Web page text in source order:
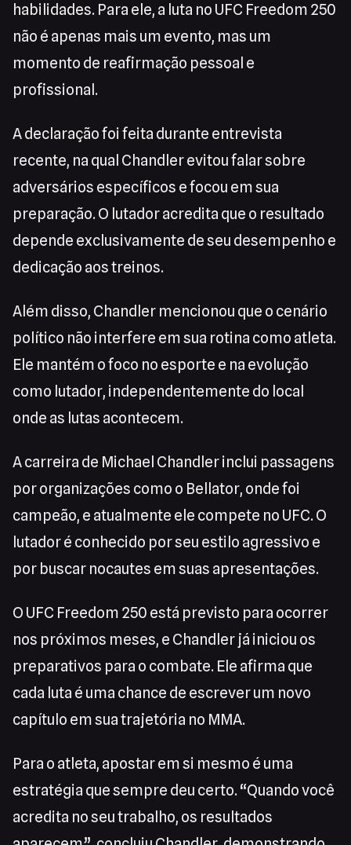
habilidades. Para ele, a luta no UFC Freedom 250
não é apenas mais um evento, mas um
momento de reafirmação pessoal e
profissional.
A declaração foi feita durante entrevista
recente, na qual Chandler evitou falar sobre
adversários específicos e focou em sua
preparação. O lutador acredita que o resultado
depende exclusivamente de seu desempenho e
dedicação aos treinos.
Além disso, Chandler mencionou que o cenário
político não interfere em sua rotina como atleta.
Ele mantém o foco no esporte e na evolução
como lutador, independentemente do local
onde as lutas acontecem.
A carreira de Michael Chandler inclui passagens
por organizações como o Bellator, onde foi
campeão, e atualmente ele compete no UFC. O
lutador é conhecido por seu estilo agressivo e
por buscar nocautes em suas apresentações.
O UFC Freedom 250 está previsto para ocorrer
nos próximos meses, e Chandler já iniciou os
preparativos para o combate. Ele afirma que
cada luta é uma chance de escrever um novo
capítulo em sua trajetória no MMA.
Para o atleta, apostar em si mesmo é uma
estratégia que sempre deu certo. “Quando você
acredita no seu trabalho, os resultados